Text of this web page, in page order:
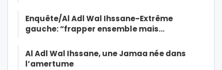
Enquête/Al Adl Wal Ihssane-Extrême
gauche: “frapper ensemble mais…
Al Adl Wal Ihssane, une Jamaa née dans
l’amertume